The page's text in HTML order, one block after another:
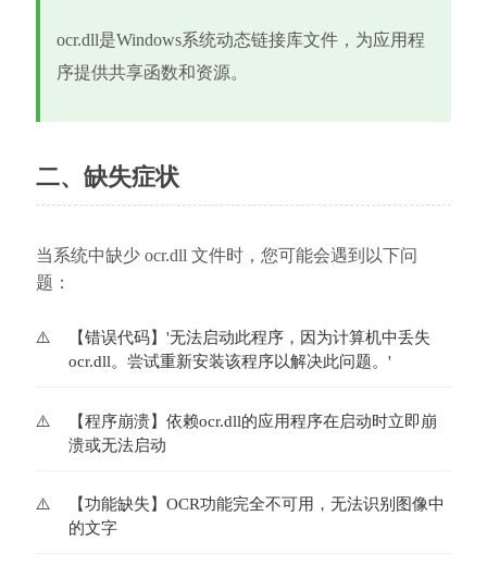
ocr.dll是Windows系统动态链接库文件，为应用程
序提供共享函数和资源。
二、缺失症状
当系统中缺少 ocr.dll 文件时，您可能会遇到以下问
题：
【错误代码】'无法启动此程序，因为计算机中丢失
ocr.dll。尝试重新安装该程序以解决此问题。'
【程序崩溃】依赖ocr.dll的应用程序在启动时立即崩
溃或无法启动
【功能缺失】OCR功能完全不可用，无法识别图像中
的文字